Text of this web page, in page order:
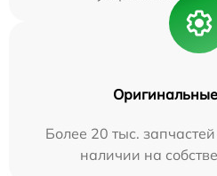
Более 20 тыс.
наличии на